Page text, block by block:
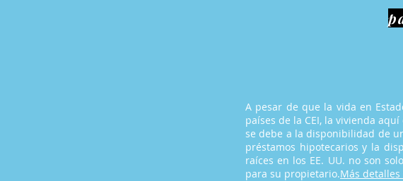
A pesar de que la vida en
países de la CEI, la vivienda
se debe a la disponibilidad de
préstamos hipotecarios y la
raíces en los EE. UU. no son
para su propietario.Más detalles